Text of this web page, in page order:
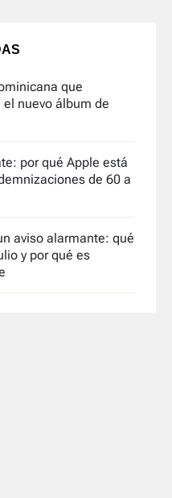
que
nuevo álbum de
por qué Apple está
de 60 a
aviso alarmante: qué
y por qué es